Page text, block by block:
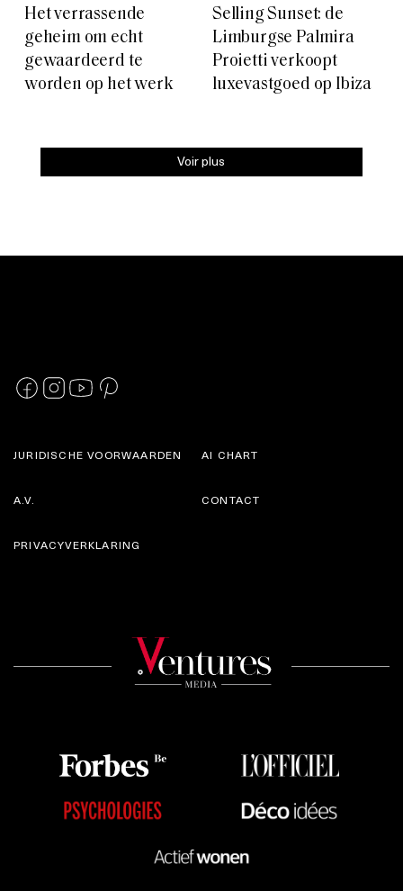
Het verrassende
geheim om echt
gewaardeerd te
worden op het werk
Selling Sunset: de
Limburgse Palmira
Proietti verkoopt
luxevastgoed op Ibiza
Voir plus
JURIDISCHE VOORWAARDEN
A.V.
AI CHART
CONTACT
PRIVACYVERKLARING